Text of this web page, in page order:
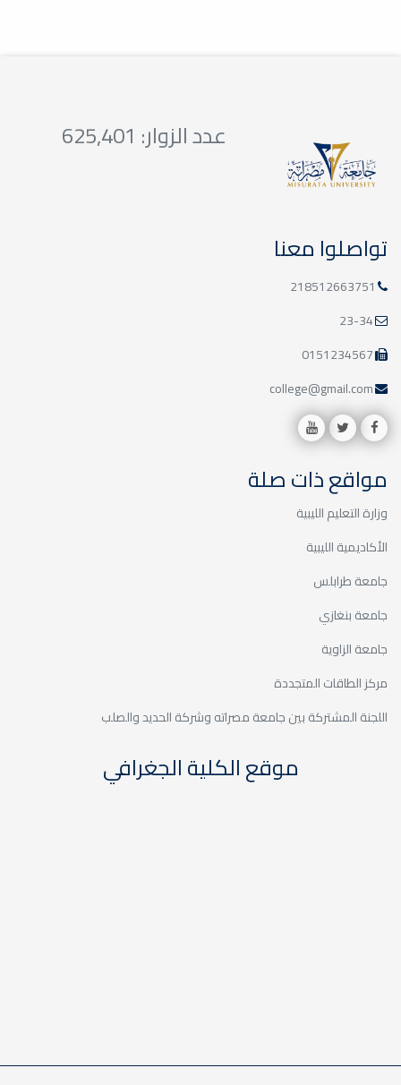
عدد الزوار: 625,401
تواصلوا معنا
218512663751
23-34
0151234567
college@gmail.com
مواقع ذات صلة
وزارة التعليم الليبية
الأكاديمية الليبية
جامعة طرابلس
جامعة بنغازي
جامعة الزاوية
مركز الطاقات المتجددة
اللجنة المشتركة بين جامعة مصراته وشركة الحديد والصلب
موقع الكلية الجغرافي